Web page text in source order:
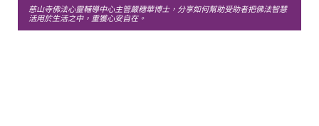
慈山寺佛法心靈輔導中心主管嚴穗華博士，分享如何幫助受助者把佛法智慧
活用於生活之中，重獲心安自在。